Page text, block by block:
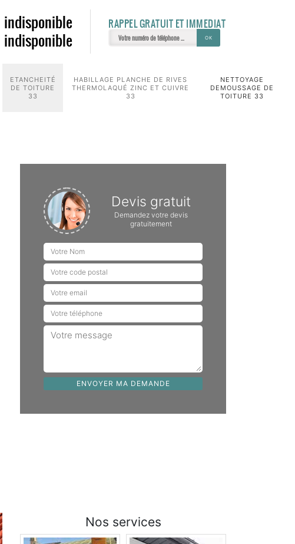
indisponible
indisponible
RAPPEL GRATUIT ET IMMEDIAT
ETANCHEITÉ
DE TOITURE
33
HABILLAGE PLANCHE DE RIVES
THERMOLAQUÉ ZINC ET CUIVRE
33
NETTOYAGE
DEMOUSSAGE DE
TOITURE 33
Devis gratuit
Demandez votre devis
gratuitement
Nos services